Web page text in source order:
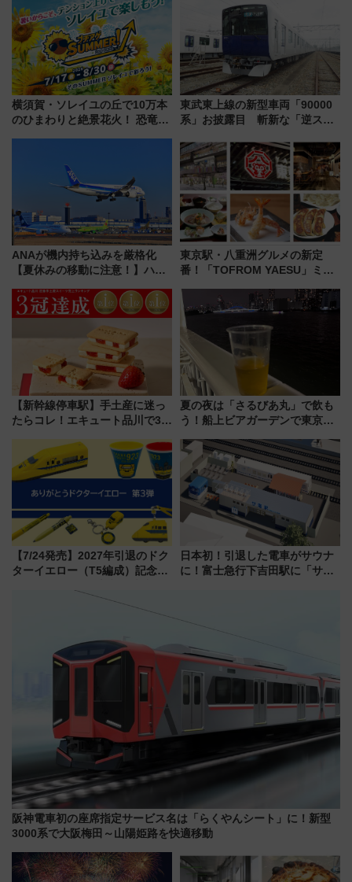
横須賀・ソレイユの丘で10万本
のひまわりと絶景花火！ 恐竜や
7月17日～開催）
東武東上線の新型車両「90000
系」お披露目 斬新な「逆スラ
放的な車内空間に注目、デビュ
ーは9月
ANAが機内持ち込みを厳格化
【夏休みの移動に注意！】ハン
「身の回り品」新サイズ制限
(40×30×20cm)おさらい
東京駅・八重洲グルメの新定
番！「TOFROM YAESU」ミシ
舗が集結した食の空間を徹底解
剖！（9/10開業）
【新幹線停車駅】手土産に迷っ
たらコレ！エキュート品川で3年
産スイーツとは？
夏の夜は「さるびあ丸」で飲も
う！船上ビアガーデンで東京湾
杯……工場直送生ビールや島グ
ルメが美味い
【7/24発売】2027年引退のドク
ターイエロー（T5編成）記念グ
送の目覚まし時計など通販・販
日本初！引退した電車がサウナ
に！富士急行下吉田駅に「サ電
阪神電車初の座席指定サービス名は「らくやんシート」に！新型
3000系で大阪梅田～山陽姫路を快適移動